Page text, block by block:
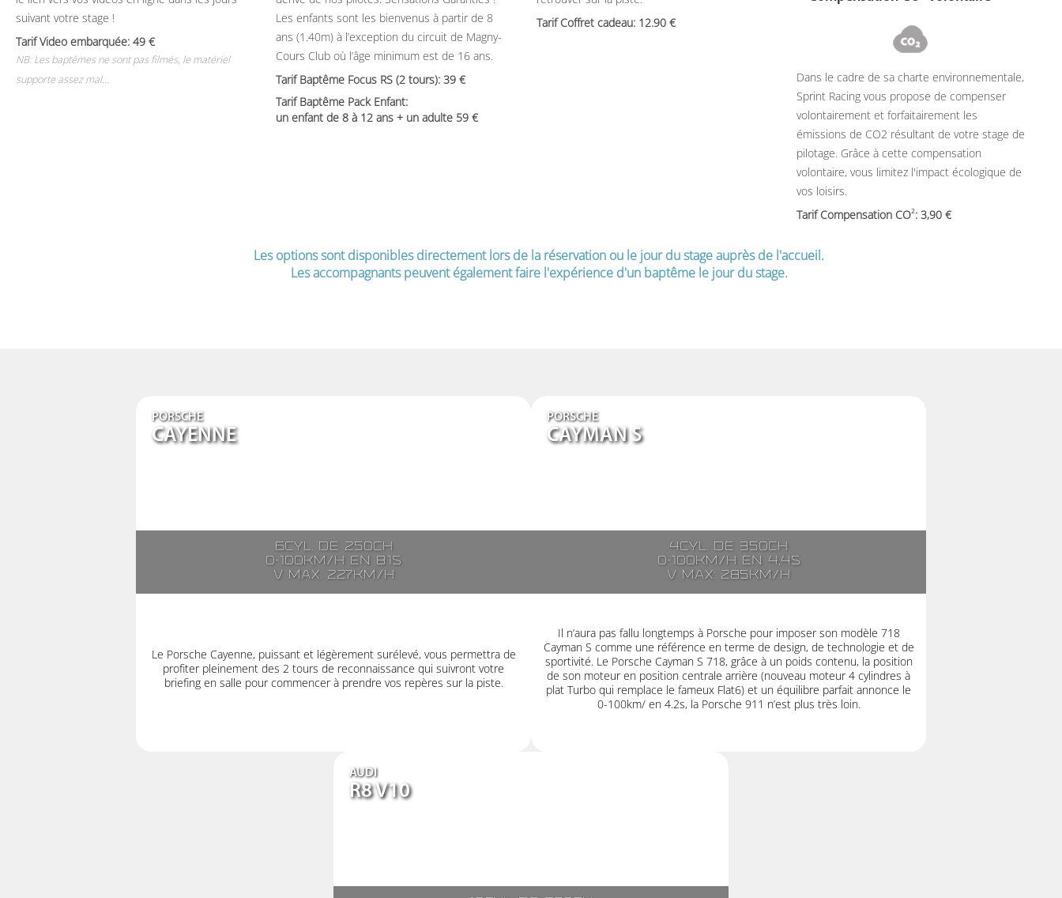
suivant votre stage !
Tarif Video embarquée: 49
NB: Les baptêmes ne sont pas filmés, le matériel
supporte assez mal...
Les enfants sont les bienvenus à partir de 8
ans (1.40m) à l’exception du circuit de Magny-
Cours Club où l’âge minimum est de 16 ans.
Tarif Baptême Focus RS (2 tours): 39
Tarif Baptême Pack Enfant:
un enfant de 8 à 12 ans + un adulte 59
Tarif Coffret cadeau: 12.90
Dans le cadre de sa charte environnementale,
Sprint Racing vous propose de compenser
volontairement et forfaitairement les
émissions de CO2 résultant de votre stage de
pilotage. Grâce à cette compensation
volontaire, vous limitez l'impact écologique de
vos loisirs.
Tarif Compensation CO2: 3,90
Les options sont disponibles directement lors de la réservation ou le jour du stage auprès de l'accueil.
Les accompagnants peuvent également faire l'expérience d'un baptême le jour du stage.
PORSCHE
CAYENNE
6cyl. de 250ch
0-100km/h en 8.1s
V max: 227km/h
Le Porsche Cayenne, puissant et légèrement surélevé, vous permettra de
profiter pleinement des 2 tours de reconnaissance qui suivront votre
briefing en salle pour commencer à prendre vos repères sur la piste.
PORSCHE
CAYMAN S
4cyl. de 350ch
0-100km/h en 4,4s
V max: 285km/h
Il n’aura pas fallu longtemps à Porsche pour imposer son modèle 718
Cayman S comme une référence en terme de design, de technologie et de
sportivité. Le Porsche Cayman S 718, grâce à un poids contenu, la position
de son moteur en position centrale arrière (nouveau moteur 4 cylindres à
plat Turbo qui remplace le fameux Flat6) et un équilibre parfait annonce le
0-100km/ en 4.2s, la Porsche 911 n’est plus très loin.
AUDI
R8 V10